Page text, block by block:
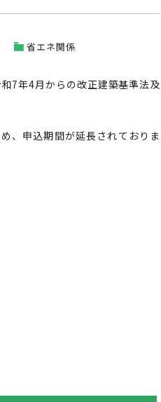
省エネ関係
7年4月からの改正建築基準法及
、申込期間が延長されておりま